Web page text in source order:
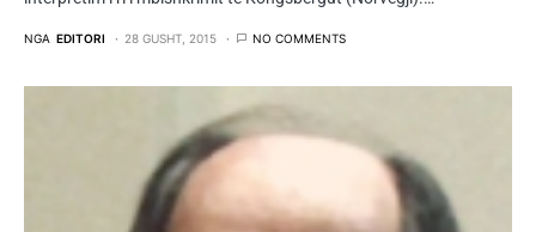
NGA EDITORI 28 GUSHT, 2015 NO COMMENTS